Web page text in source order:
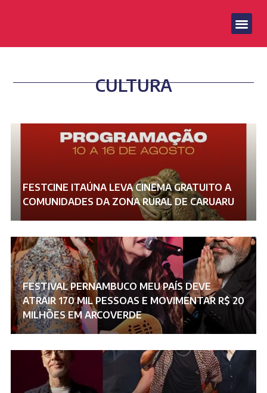
CULTURA
FESTCINE ITAÚNA LEVA CINEMA GRATUITO A
COMUNIDADES DA ZONA RURAL DE CARUARU
FESTIVAL PERNAMBUCO MEU PAÍS DEVE
ATRAIR 170 MIL PESSOAS E MOVIMENTAR R$ 20
MILHÕES EM ARCOVERDE